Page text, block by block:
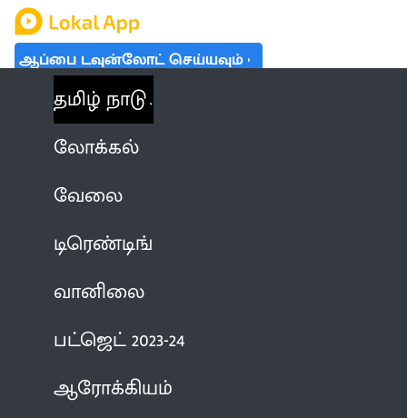
ஆப்பை டவுன்லோட் செய்யவும்
தமிழ் நாடு
லோக்கல்
வேலை
டிரெண்டிங்
வானிலை
பட்ஜெட் 2023-24
ஆரோக்கியம்